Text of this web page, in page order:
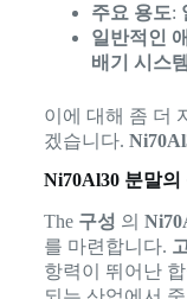
주요 용도:
일반적인
배기 시스템
이에 대해 좀 더
겠습니다.
Ni70Al30 분말의
The 구성 의
를 마련합니다.
항력이 뛰어난